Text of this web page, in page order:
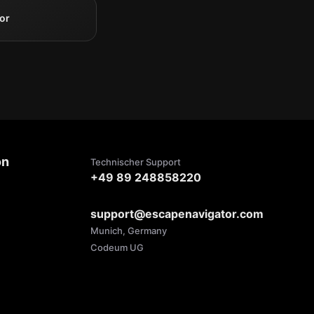
Technischer Support
+49 89 248858220
support@escapenavigator.com
Munich, Germany
Codeum UG